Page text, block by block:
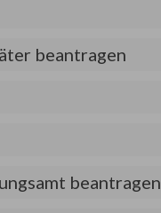
beantragen
beantragen